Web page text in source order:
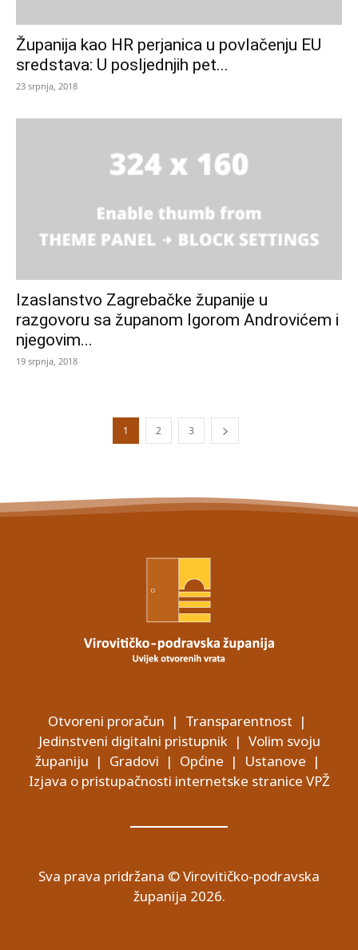
Županija kao HR perjanica u povlačenju EU
sredstava: U posljednjih pet...
23 srpnja, 2018
Izaslanstvo Zagrebačke županije u
razgovoru sa županom Igorom Androvićem i
njegovim...
19 srpnja, 2018
1 2 3
Otvoreni proračun | Transparentnost |
Jedinstveni digitalni pristupnik| Volim svoju
županiju | Gradovi | Općine | Ustanove |
Izjava o pristupačnosti internetske stranice VPŽ
Sva prava pridržana © Virovitičko-podravska
županija 2026.